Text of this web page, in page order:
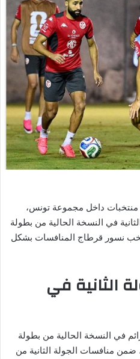
منتخبات داخل مجموعة تونس،
في النسخة الحالية من بطولة
ودع منتخب نسور قرطاج المنافسات بشكل
الثانية في
في النسخة الحالية من بطولة
ضمن منافسات الجولة الثانية من